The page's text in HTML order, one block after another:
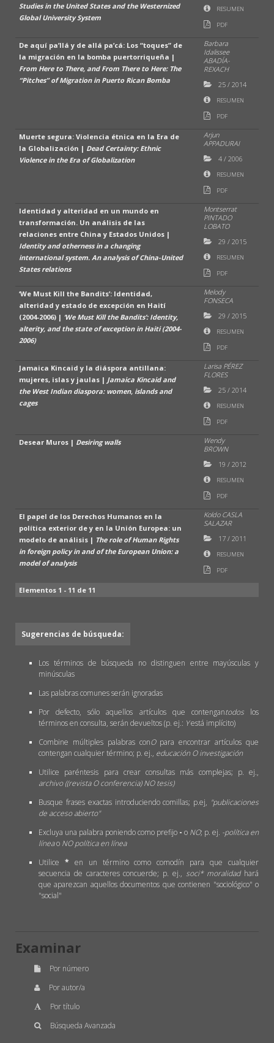
Studies in the United States and the Westernized
Global University System
RESUMEN
PDF
De aquí pa’llá y de allá pa’cá: Los “toques” de
la migración en la bomba puertorriqueña |
From Here to There, and From There to Here: The
“Pitches” of Migration in Puerto Rican Bomba
Barbara
Idalissee
ABADÍA-
REXACH
25 /2014
RESUMEN
PDF
Muerte segura: Violencia étnica en la Era de
la Globalización | Dead Certainty: Ethnic
Violence in the Era of Globalization
Arjun
APPADURAI
4 /2006
RESUMEN
PDF
Identidad y alteridad en un mundo en
transformación. Un análisis de las
relaciones entre China y Estados Unidos |
Identity and otherness in a changing
international system. An analysis of China-United
States relations
Montserrat
PINTADO
LOBATO
29 /2015
RESUMEN
PDF
‘We Must Kill the Bandits’: Identidad,
alteridad y estado de excepción en Haití
(2004-2006) | ‘We Must Kill the Bandits’: Identity,
alterity, and the state of exception in Haiti (2004-
2006)
Melody
FONSECA
29 /2015
RESUMEN
PDF
Jamaica Kincaid y la diáspora antillana:
mujeres, islas y jaulas | Jamaica Kincaid and
the West Indian diaspora: women, islands and
cages
Larisa PÉREZ
FLORES
25 /2014
RESUMEN
PDF
Desear Muros | Desiring walls
Wendy
BROWN
19 /2012
RESUMEN
PDF
El papel de los Derechos Humanos en la
política exterior de y en la Unión Europea: un
modelo de análisis | The role of Human Rights
in foreign policy in and of the European Union: a
model of analysis
Koldo CASLA
SALAZAR
17 /2011
RESUMEN
PDF
Elementos 1 - 11 de 11
Sugerencias de búsqueda:
Los términos de búsqueda no distinguen entre mayúsculas y
minúsculas
Las palabras comunes serán ignoradas
Por defecto, sólo aquellos artículos que contengantodoslos
términos en consulta, serán devueltos (p. ej.: Yestá implícito)
Combine múltiples palabras conOpara encontrar artículos que
contengan cualquier término; p. ej., educación O investigación
Utilice paréntesis para crear consultas más complejas; p. ej.,
archivo ((revista O conferencia) NO tesis)
Busque frases exactas introduciendo comillas; p.ej, "publicaciones
de acceso abierto"
Excluya una palabra poniendo como prefijo - o NO; p. ej. -política en
líneao NO política en línea
Utilice * en un término como comodín para que cualquier
secuencia de caracteres concuerde; p. ej., soci* moralidadhará
que aparezcan aquellos documentos que contienen "sociológico" o
"social"
Examinar
Por número
Por autor/a
Por título
Búsqueda Avanzada